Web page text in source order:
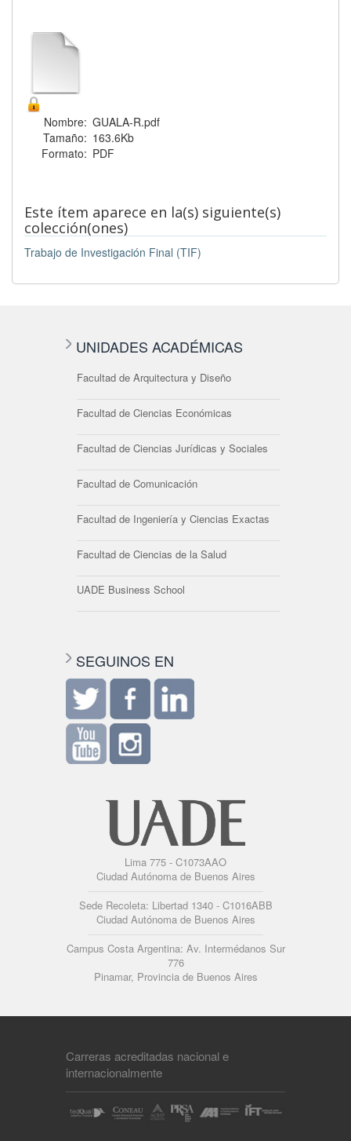
Nombre: GUALA-R.pdf
Tamaño: 163.6Kb
Formato: PDF
Este ítem aparece en la(s) siguiente(s)
colección(ones)
Trabajo de Investigación Final (TIF)
UNIDADES ACADÉMICAS
Facultad de Arquitectura y Diseño
Facultad de Ciencias Económicas
Facultad de Ciencias Jurídicas y Sociales
Facultad de Comunicación
Facultad de Ingeniería y Ciencias Exactas
Facultad de Ciencias de la Salud
UADE Business School
SEGUINOS EN
Lima 775 - C1073AAO
Ciudad Autónoma de Buenos Aires
Sede Recoleta: Libertad 1340 - C1016ABB
Ciudad Autónoma de Buenos Aires
Campus Costa Argentina: Av. Intermédanos Sur
776
Pinamar, Provincia de Buenos Aires
Carreras acreditadas nacional e
internacionalmente